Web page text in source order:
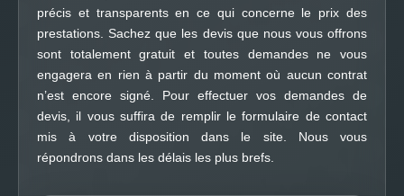
précis et transparents en ce qui concerne le prix des
prestations. Sachez que les devis que nous vous offrons
sont totalement gratuit et toutes demandes ne vous
engagera en rien à partir du moment où aucun contrat
n’est encore signé. Pour effectuer vos demandes de
devis, il vous suffira de remplir le formulaire de contact
mis à votre disposition dans le site. Nous vous
répondrons dans les délais les plus brefs.